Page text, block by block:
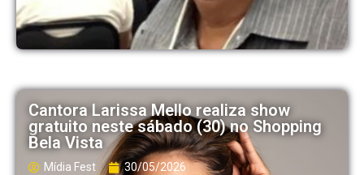
Cantora Larissa Mello realiza show
gratuito neste sábado (30) no Shopping
Bela Vista
Mídia Fest 30/05/2026